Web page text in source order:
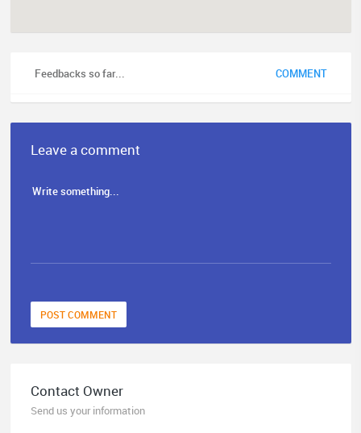
Feedbacks so far... COMMENT
Leave a comment
POST COMMENT
Contact Owner
Send us your information